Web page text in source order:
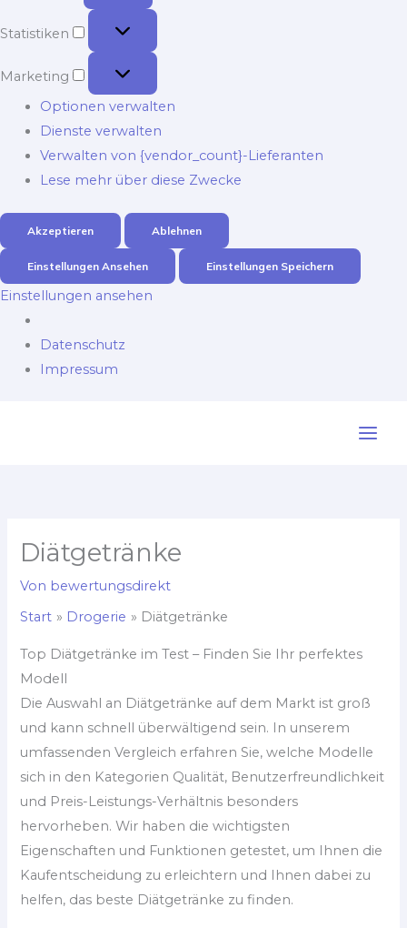
Statistiken
Statistiken
Marketing
Marketing
Optionen verwalten
Dienste verwalten
Verwalten von {vendor_count}-Lieferanten
Lese mehr über diese Zwecke
Akzeptieren Ablehnen
Einstellungen Ansehen Einstellungen Speichern
Einstellungen ansehen
Datenschutz
Impressum
Diätgetränke
Von bewertungsdirekt
Start
Drogerie Diätgetränke
Top Diätgetränke im Test – Finden Sie Ihr perfektes
Modell
Die Auswahl an Diätgetränke auf dem Markt ist groß
und kann schnell überwältigend sein. In unserem
umfassenden Vergleich erfahren Sie, welche Modelle
sich in den Kategorien Qualität, Benutzerfreundlichkeit
und Preis-Leistungs-Verhältnis besonders
hervorheben. Wir haben die wichtigsten
Eigenschaften und Funktionen getestet, um Ihnen die
Kaufentscheidung zu erleichtern und Ihnen dabei zu
helfen, das beste Diätgetränke zu finden.